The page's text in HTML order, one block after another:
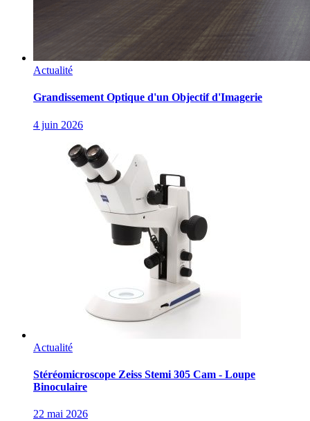
Actualité
Grandissement Optique d'un Objectif d'Imagerie
4 juin 2026
Actualité
Stéréomicroscope Zeiss Stemi 305 Cam - Loupe
Binoculaire
22 mai 2026